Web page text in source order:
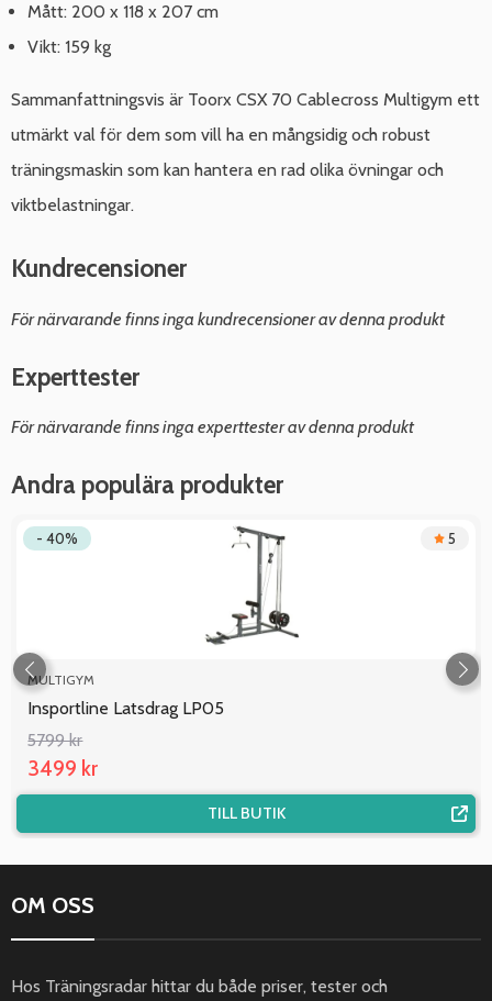
Mått: 200 x 118 x 207 cm
Vikt: 159 kg
Sammanfattningsvis är Toorx CSX 70 Cablecross Multigym ett
utmärkt val för dem som vill ha en mångsidig och robust
träningsmaskin som kan hantera en rad olika övningar och
viktbelastningar.
Kundrecensioner
För närvarande finns inga kundrecensioner av denna produkt
Experttester
För närvarande finns inga experttester av denna produkt
Andra populära produkter
- 40% 5
MULTIGYM
Insportline Latsdrag LP05
5799 kr
3499 kr
TILL BUTIK
OM OSS
Hos Träningsradar hittar du både priser, tester och